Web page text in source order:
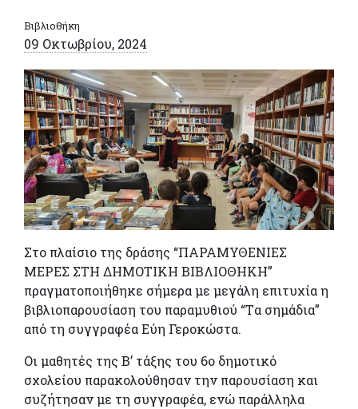
Βιβλιοθήκη
09 Οκτωβρίου, 2024
Στο πλαίσιο της δράσης “ΠΑΡΑΜΥΘΕΝΙΕΣ
ΜΕΡΕΣ ΣΤΗ ΔΗΜΟΤΙΚΗ ΒΙΒΛΙΟΘΗΚΗ”
πραγματοποιήθηκε σήμερα με μεγάλη επιτυχία η
βιβλιοπαρουσίαση του παραμυθιού “Tα σημάδια”
από τη συγγραφέα Εύη Γεροκώστα.
Οι μαθητές της Β’ τάξης του 6ο δημοτικό
σχολείου παρακολούθησαν την παρουσίαση και
συζήτησαν με τη συγγραφέα, ενώ παράλληλα